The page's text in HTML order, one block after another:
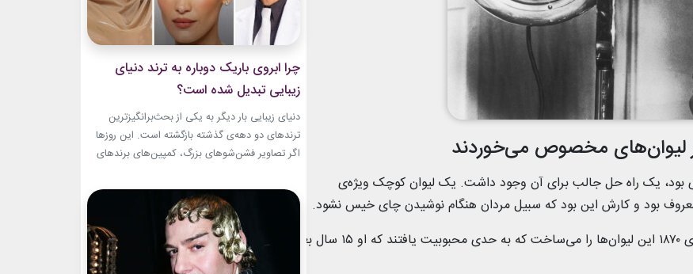
بود، یک راه حل جالب برای آن وجود داشت. یک لیوان کوچک ویژه‌ی
بود و کارش این بود که سبیل مردان هنگام نوشیدن چای خیس نشود.
گفته می‌شود یک سفالگر انگلیسی به نام هاروی آدامز در دهه‌ی ۱۸۷۰ این لیوان‌ها را می‌ساخت که به حدی محبوبیت یافتند که او ۱۵ سال بعد
چرا ابروی باریک دوباره به ترند دنیای
زیبایی تبدیل شده است؟
دنیای زیبایی بار دیگر به یکی از بحث‌برانگیزترین
ترندهای دو دهه‌ی گذشته بازگشته است. این روزها
اگر تصاویر فشن‌شوهای بزرگ، کمپین‌های برندهای
حضور ابروی باریک مدرن را به‌وضوح خواهید دید. با
این حال، این بازگشت شباهت چندانی به ابروهای
بسیار نازک دهه ۱۹۹۰ و اوایل دهه...